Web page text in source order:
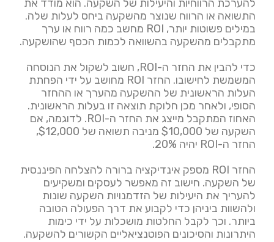
להערכת הרווחיות והיעילות של השקעה. הוא מודד את
התשואה או הרווח שנוצר מהשקעה ביחס לעלות שלה.
במילים פשוטות יותר, ROI מחשב כמה רווח או ערך
מתקבלים מהשקעה בהשוואה לכמות הכסף שהושקעה.
כדי להבין את החזר ה-ROI, חשוב לשקול את הנוסחה
המשמשת לחישובו. החזר ROI מחושב על ידי הפחתת
העלות הראשונית של ההשקעה מהערך או ההחזר
הסופי, ולאחר מכן חלוקת תוצאה זו בעלות הראשונית.
האחוז המתקבל מייצג את החזר ה-ROI. לדוגמה, אם
השקעה של $10,000 מניבה תשואה של $12,000,
החזר ה-ROI יהיה 20%.
החזר ROI מספק אינדיקציה ברורה להצלחה הפיננסית
של השקעה. חישוב זה מאפשר לעסקים ומשקיעים
להעריך את היעילות של הזדמנויות השקעה שונות
ולהשוות ביניהן כדי לקבוע את דרך הפעולה הטובה
ביותר. וכך לקבל החלטות מושכלות על ידי כימות
היתרונות והסיכונים הפוטנציאליים הקשורים להשקעה.